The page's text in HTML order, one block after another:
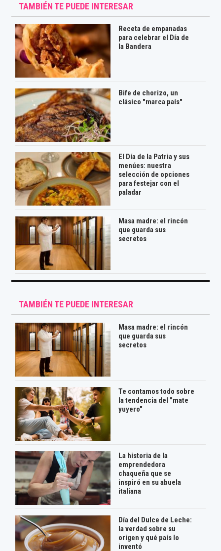
TAMBIÉN TE PUEDE INTERESAR
Receta de empanadas
para celebrar el Día de
la Bandera
Bife de chorizo, un
clásico "marca país"
El Día de la Patria y sus
menúes: nuestra
selección de opciones
para festejar con el
paladar
Masa madre: el rincón
que guarda sus
secretos
TAMBIÉN TE PUEDE INTERESAR
Masa madre: el rincón
que guarda sus
secretos
Te contamos todo sobre
la tendencia del "mate
yuyero"
La historia de la
emprendedora
chaqueña que se
inspiró en su abuela
italiana
Día del Dulce de Leche:
la verdad sobre su
origen y qué país lo
inventó